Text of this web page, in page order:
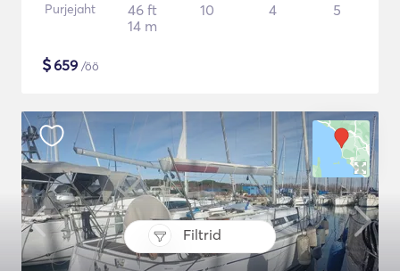
Filtrid
Purjejaht
46 ft
14 m
10 4 5
$659 /öö